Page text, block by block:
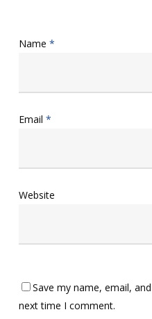
Name *
Email *
Website
Save my name, email,
next time I comment.